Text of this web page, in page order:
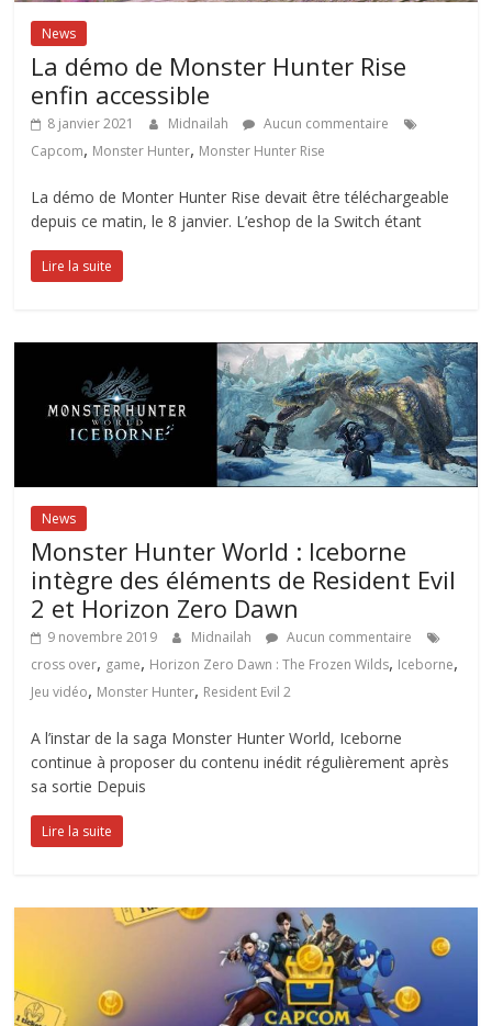
News
La démo de Monster Hunter Rise
enfin accessible
8 janvier 2021 Midnailah
Aucun commentaire
Capcom, Monster Hunter, Monster Hunter Rise
La démo de Monter Hunter Rise devait être téléchargeable
depuis ce matin, le 8 janvier. L’eshop de la Switch étant
Lire la suite
News
Monster Hunter World : Iceborne
intègre des éléments de Resident Evil
2 et Horizon Zero Dawn
9 novembre 2019 Midnailah
Aucun commentaire
cross over, game, Horizon Zero Dawn : The Frozen Wilds, Iceborne,
Jeu vidéo, Monster Hunter, Resident Evil 2
A l’instar de la saga Monster Hunter World, Iceborne
continue à proposer du contenu inédit régulièrement après
sa sortie Depuis
Lire la suite